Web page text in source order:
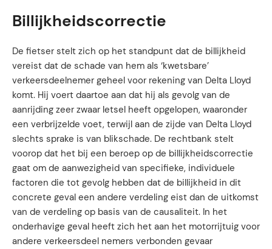
Billijkheidscorrectie
De fietser stelt zich op het standpunt dat de billijkheid
vereist dat de schade van hem als ‘kwetsbare’
verkeersdeelnemer geheel voor rekening van Delta Lloyd
komt. Hij voert daartoe aan dat hij als gevolg van de
aanrijding zeer zwaar letsel heeft opgelopen, waaronder
een verbrijzelde voet, terwijl aan de zijde van Delta Lloyd
slechts sprake is van blikschade. De rechtbank stelt
voorop dat het bij een beroep op de billijkheidscorrectie
gaat om de aanwezigheid van specifieke, individuele
factoren die tot gevolg hebben dat de billijkheid in dit
concrete geval een andere verdeling eist dan de uitkomst
van de verdeling op basis van de causaliteit. In het
onderhavige geval heeft zich het aan het motorrijtuig voor
andere verkeersdeel nemers verbonden gevaar